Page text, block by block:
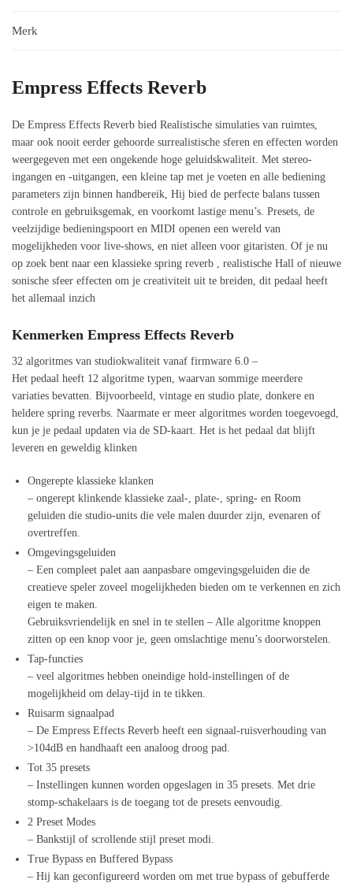
Merk
Empress Effects Reverb
De Empress Effects Reverb bied Realistische simulaties van ruimtes,
maar ook nooit eerder gehoorde surrealistische sferen en effecten worden
weergegeven met een ongekende hoge geluidskwaliteit. Met stereo-
ingangen en -uitgangen, een kleine tap met je voeten en alle bediening
parameters zijn binnen handbereik, Hij bied de perfecte balans tussen
controle en gebruiksgemak, en voorkomt lastige menu’s. Presets, de
veelzijdige bedieningspoort en MIDI openen een wereld van
mogelijkheden voor live-shows, en niet alleen voor gitaristen. Of je nu
op zoek bent naar een klassieke spring reverb , realistische Hall of nieuwe
sonische sfeer effecten om je creativiteit uit te breiden, dit pedaal heeft
het allemaal inzich
Kenmerken Empress Effects Reverb
32 algoritmes van studiokwaliteit vanaf firmware 6.0 –
Het pedaal heeft 12 algoritme typen, waarvan sommige meerdere
variaties bevatten. Bijvoorbeeld, vintage en studio plate, donkere en
heldere spring reverbs. Naarmate er meer algoritmes worden toegevoegd,
kun je je pedaal updaten via de SD-kaart. Het is het pedaal dat blijft
leveren en geweldig klinken
Ongerepte klassieke klanken
– ongerept klinkende klassieke zaal-, plate-, spring- en Room
geluiden die studio-units die vele malen duurder zijn, evenaren of
overtreffen.
Omgevingsgeluiden
– Een compleet palet aan aanpasbare omgevingsgeluiden die de
creatieve speler zoveel mogelijkheden bieden om te verkennen en zich
eigen te maken.
Gebruiksvriendelijk en snel in te stellen – Alle algoritme knoppen
zitten op een knop voor je, geen omslachtige menu’s doorworstelen.
Tap-functies
– veel algoritmes hebben oneindige hold-instellingen of de
mogelijkheid om delay-tijd in te tikken.
Ruisarm signaalpad
– De Empress Effects Reverb heeft een signaal-ruisverhouding van
>104dB en handhaaft een analoog droog pad.
Tot 35 presets
– Instellingen kunnen worden opgeslagen in 35 presets. Met drie
stomp-schakelaars is de toegang tot de presets eenvoudig.
2 Preset Modes
– Bankstijl of scrollende stijl preset modi.
True Bypass en Buffered Bypass
– Hij kan geconfigureerd worden om met true bypass of gebufferde